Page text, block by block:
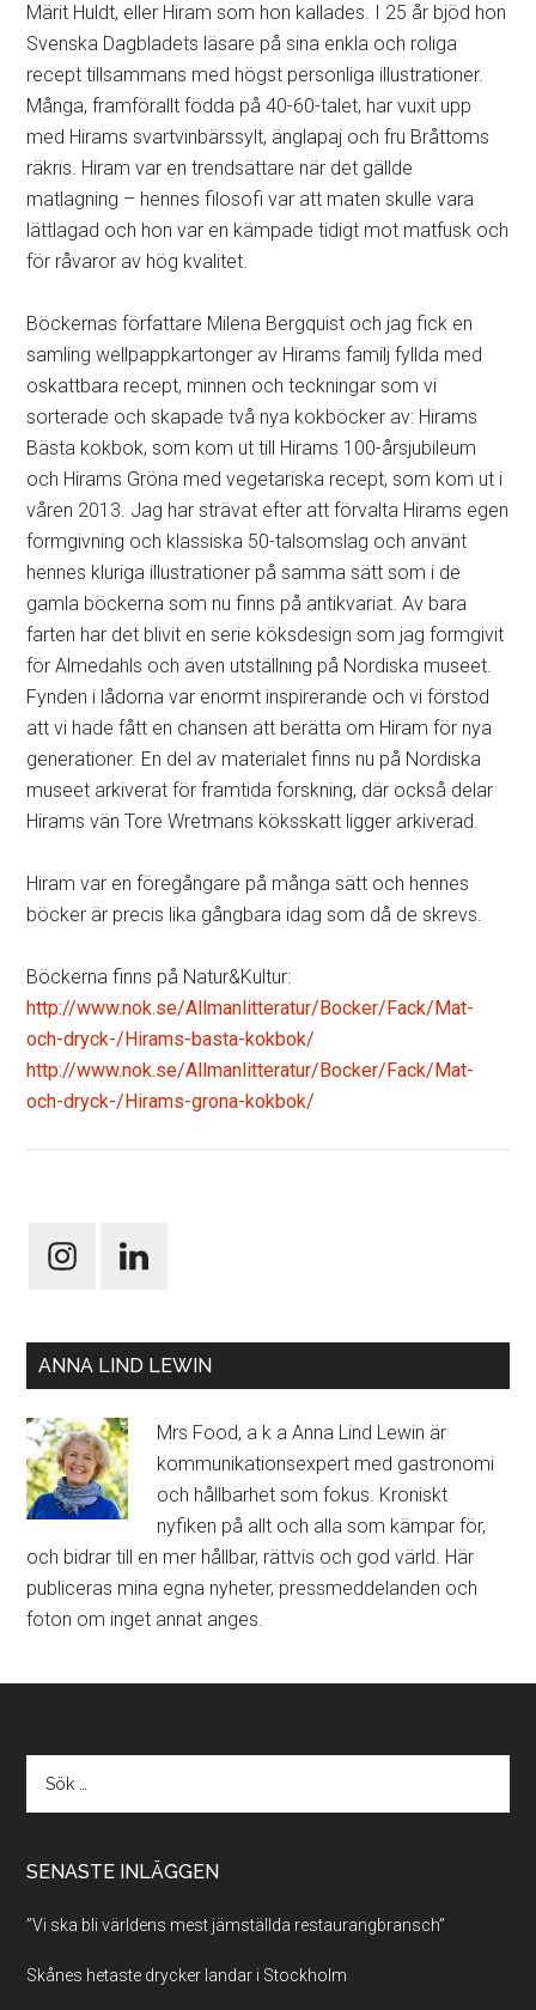
Märit Huldt, eller Hiram som hon kallades. I 25 år bjöd hon
Svenska Dagbladets läsare på sina enkla och roliga
recept tillsammans med högst personliga illustrationer.
Många, framförallt födda på 40-60-talet, har vuxit upp
med Hirams svartvinbärssylt, änglapaj och fru Bråttoms
räkris. Hiram var en trendsättare när det gällde
matlagning – hennes filosofi var att maten skulle vara
lättlagad och hon var en kämpade tidigt mot matfusk och
för råvaror av hög kvalitet.
Böckernas författare Milena Bergquist och jag fick en
samling wellpappkartonger av Hirams familj fyllda med
oskattbara recept, minnen och teckningar som vi
sorterade och skapade två nya kokböcker av: Hirams
Bästa kokbok, som kom ut till Hirams 100-årsjubileum
och Hirams Gröna med vegetariska recept, som kom ut i
våren 2013. Jag har strävat efter att förvalta Hirams egen
formgivning och klassiska 50-talsomslag och använt
hennes kluriga illustrationer på samma sätt som i de
gamla böckerna som nu finns på antikvariat. Av bara
farten har det blivit en serie köksdesign som jag formgivit
för Almedahls och även utställning på Nordiska museet.
Fynden i lådorna var enormt inspirerande och vi förstod
att vi hade fått en chansen att berätta om Hiram för nya
generationer. En del av materialet finns nu på Nordiska
museet arkiverat för framtida forskning, där också delar
Hirams vän Tore Wretmans köksskatt ligger arkiverad.
Hiram var en föregångare på många sätt och hennes
böcker är precis lika gångbara idag som då de skrevs.
Böckerna finns på Natur&Kultur:
http://www.nok.se/Allmanlitteratur/Bocker/Fack/Mat-
och-dryck-/Hirams-basta-kokbok/
http://www.nok.se/Allmanlitteratur/Bocker/Fack/Mat-
och-dryck-/Hirams-grona-kokbok/
ANNA LIND LEWIN
Mrs Food, a k a Anna Lind Lewin är
kommunikationsexpert med gastronomi
och hållbarhet som fokus. Kroniskt
nyfiken på allt och alla som kämpar för,
och bidrar till en mer hållbar, rättvis och god värld. Här
publiceras mina egna nyheter, pressmeddelanden och
foton om inget annat anges.
SENASTE INLÄGGEN
”Vi ska bli världens mest jämställda restaurangbransch”
Skånes hetaste drycker landar i Stockholm